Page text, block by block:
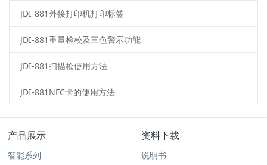
JDI-881外接打印机打印标签
JDI-881重量检校及三色警示功能
JDI-881扫描枪使用方法
JDI-881NFC卡的使用方法
产品展示
智能系列
资料下载
说明书